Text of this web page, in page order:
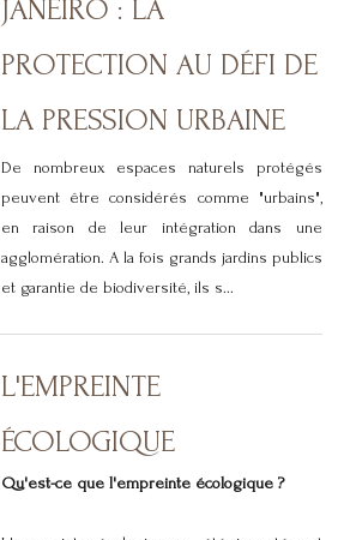
JANEIRO : LA
PROTECTION AU DÉFI DE
LA PRESSION URBAINE
De nombreux espaces naturels protégés
peuvent être considérés comme "urbains",
en raison de leur intégration dans une
agglomération. A la fois grands jardins publics
et garantie de biodiversité, ils s...
L'EMPREINTE
ÉCOLOGIQUE
Qu'est-ce que l'empreinte écologique ?